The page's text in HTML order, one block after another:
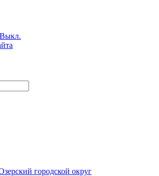
Выкл.
городской округ